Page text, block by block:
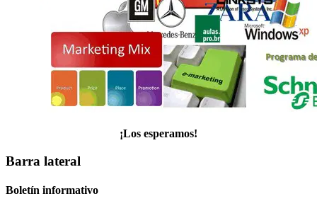
¡Los esperamos!
Barra lateral
Boletín informativo